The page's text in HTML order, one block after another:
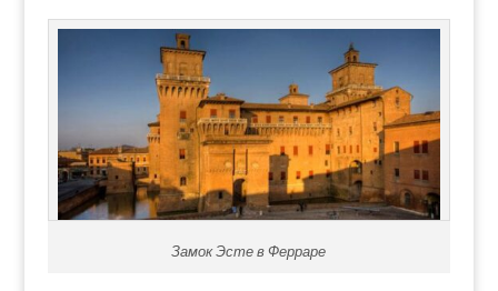
Замок Эсте в Ферраре